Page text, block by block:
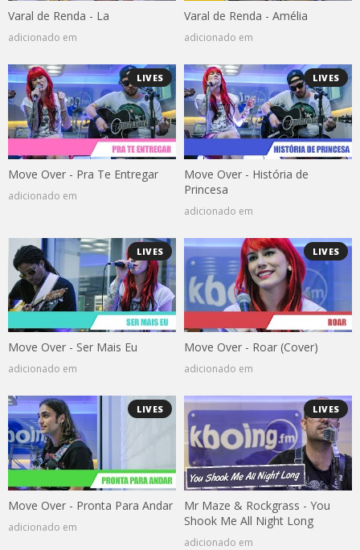
Varal de Renda - La
adicionado em
Varal de Renda - Amélia
adicionado em
LIVES
Move Over - Pra Te Entregar
adicionado em
LIVES
Move Over - História de
Princesa
adicionado em
LIVES
Move Over - Ser Mais Eu
adicionado em
LIVES
Move Over - Roar (Cover)
adicionado em
LIVES
Move Over - Pronta Para Andar
adicionado em
LIVES
Mr Maze & Rockgrass - You
Shook Me All Night Long
adicionado em